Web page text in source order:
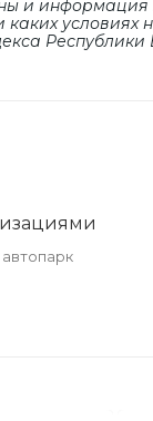
и информация
каких условиях
Республики